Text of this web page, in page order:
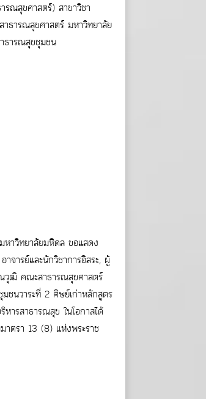
ณสุขศาสตร์) สาขาวิชา
ธารณสุขศาสตร์ มหาวิทยาลัย
ธารณสุขชุมชน
าวิทยาลัยมหิดล ขอแสดง
ารย์และนักวิชาการอิสระ, ผู้
วุฒิ คณะสาธารณสุขศาสตร์
ชนวาระที่ 2 ศิษย์เก่าหลักสูตร
ารสาธารณสุข ในโอกาสได้
าตรา 13 (8) แห่งพระราช